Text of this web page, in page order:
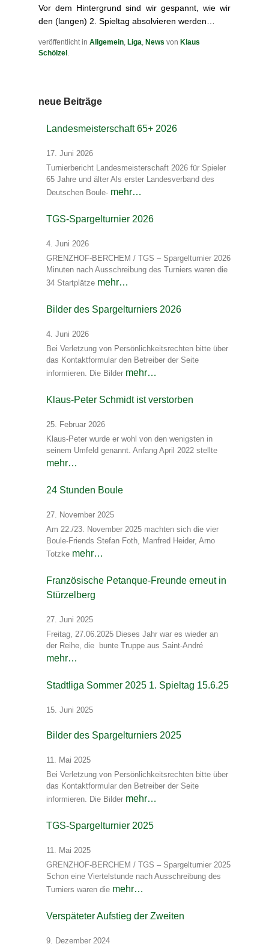
Vor dem Hintergrund sind wir gespannt, wie wir
den (langen) 2. Spieltag absolvieren werden…
veröffentlicht in Allgemein, Liga, News von Klaus
Schölzel .
neue Beiträge
Landesmeisterschaft 65+ 2026
17. Juni 2026
Turnierbericht Landesmeisterschaft 2026 für Spieler
65 Jahre und älter Als erster Landesverband des
Deutschen Boule- mehr…
TGS-Spargelturnier 2026
4. Juni 2026
GRENZHOF-BERCHEM / TGS – Spargelturnier 2026
Minuten nach Ausschreibung des Turniers waren die
34 Startplätze mehr…
Bilder des Spargelturniers 2026
4. Juni 2026
Bei Verletzung von Persönlichkeitsrechten bitte über
das Kontaktformular den Betreiber der Seite
informieren. Die Bilder mehr…
Klaus-Peter Schmidt ist verstorben
25. Februar 2026
Klaus-Peter wurde er wohl von den wenigsten in
seinem Umfeld genannt. Anfang April 2022 stellte
mehr…
24 Stunden Boule
27. November 2025
Am 22./23. November 2025 machten sich die vier
Boule-Friends Stefan Foth, Manfred Heider, Arno
Totzke mehr…
Französische Petanque-Freunde erneut in
Stürzelberg
27. Juni 2025
Freitag, 27.06.2025 Dieses Jahr war es wieder an
der Reihe, die bunte Truppe aus Saint-André
mehr…
Stadtliga Sommer 2025 1. Spieltag 15.6.25
15. Juni 2025
Bilder des Spargelturniers 2025
11. Mai 2025
Bei Verletzung von Persönlichkeitsrechten bitte über
das Kontaktformular den Betreiber der Seite
informieren. Die Bilder mehr…
TGS-Spargelturnier 2025
11. Mai 2025
GRENZHOF-BERCHEM / TGS – Spargelturnier 2025
Schon eine Viertelstunde nach Ausschreibung des
Turniers waren die mehr…
Verspäteter Aufstieg der Zweiten
9. Dezember 2024